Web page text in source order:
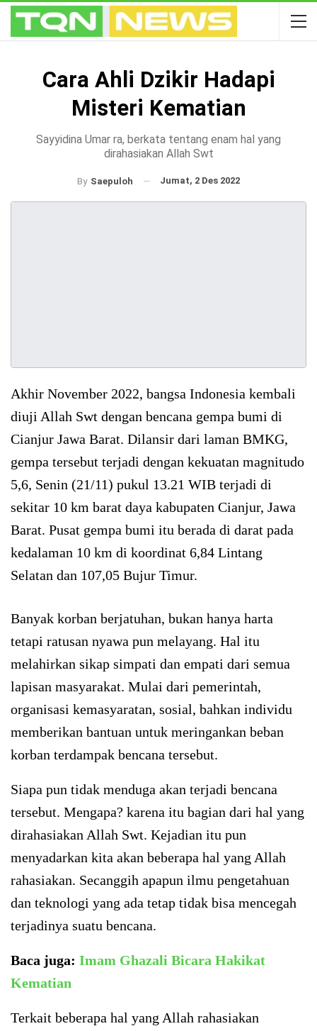
Cara Ahli Dzikir Hadapi
Misteri Kematian
Sayyidina Umar ra, berkata tentang enam hal yang
dirahasiakan Allah Swt
By Saepuloh Jumat, 2 Des 2022
Akhir November 2022, bangsa Indonesia kembali
diuji Allah Swt dengan bencana gempa bumi di
Cianjur Jawa Barat. Dilansir dari laman BMKG,
gempa tersebut terjadi dengan kekuatan magnitudo
5,6, Senin (21/11) pukul 13.21 WIB terjadi di
sekitar 10 km barat daya kabupaten Cianjur, Jawa
Barat. Pusat gempa bumi itu berada di darat pada
kedalaman 10 km di koordinat 6,84 Lintang
Selatan dan 107,05 Bujur Timur.
Banyak korban berjatuhan, bukan hanya harta
tetapi ratusan nyawa pun melayang. Hal itu
melahirkan sikap simpati dan empati dari semua
lapisan masyarakat. Mulai dari pemerintah,
organisasi kemasyaratan, sosial, bahkan individu
memberikan bantuan untuk meringankan beban
korban terdampak bencana tersebut.
Siapa pun tidak menduga akan terjadi bencana
tersebut. Mengapa? karena itu bagian dari hal yang
dirahasiakan Allah Swt. Kejadian itu pun
menyadarkan kita akan beberapa hal yang Allah
rahasiakan. Secanggih apapun ilmu pengetahuan
dan teknologi yang ada tetap tidak bisa mencegah
terjadinya suatu bencana.
Baca juga: Imam Ghazali Bicara Hakikat
Kematian
Terkait beberapa hal yang Allah rahasiakan